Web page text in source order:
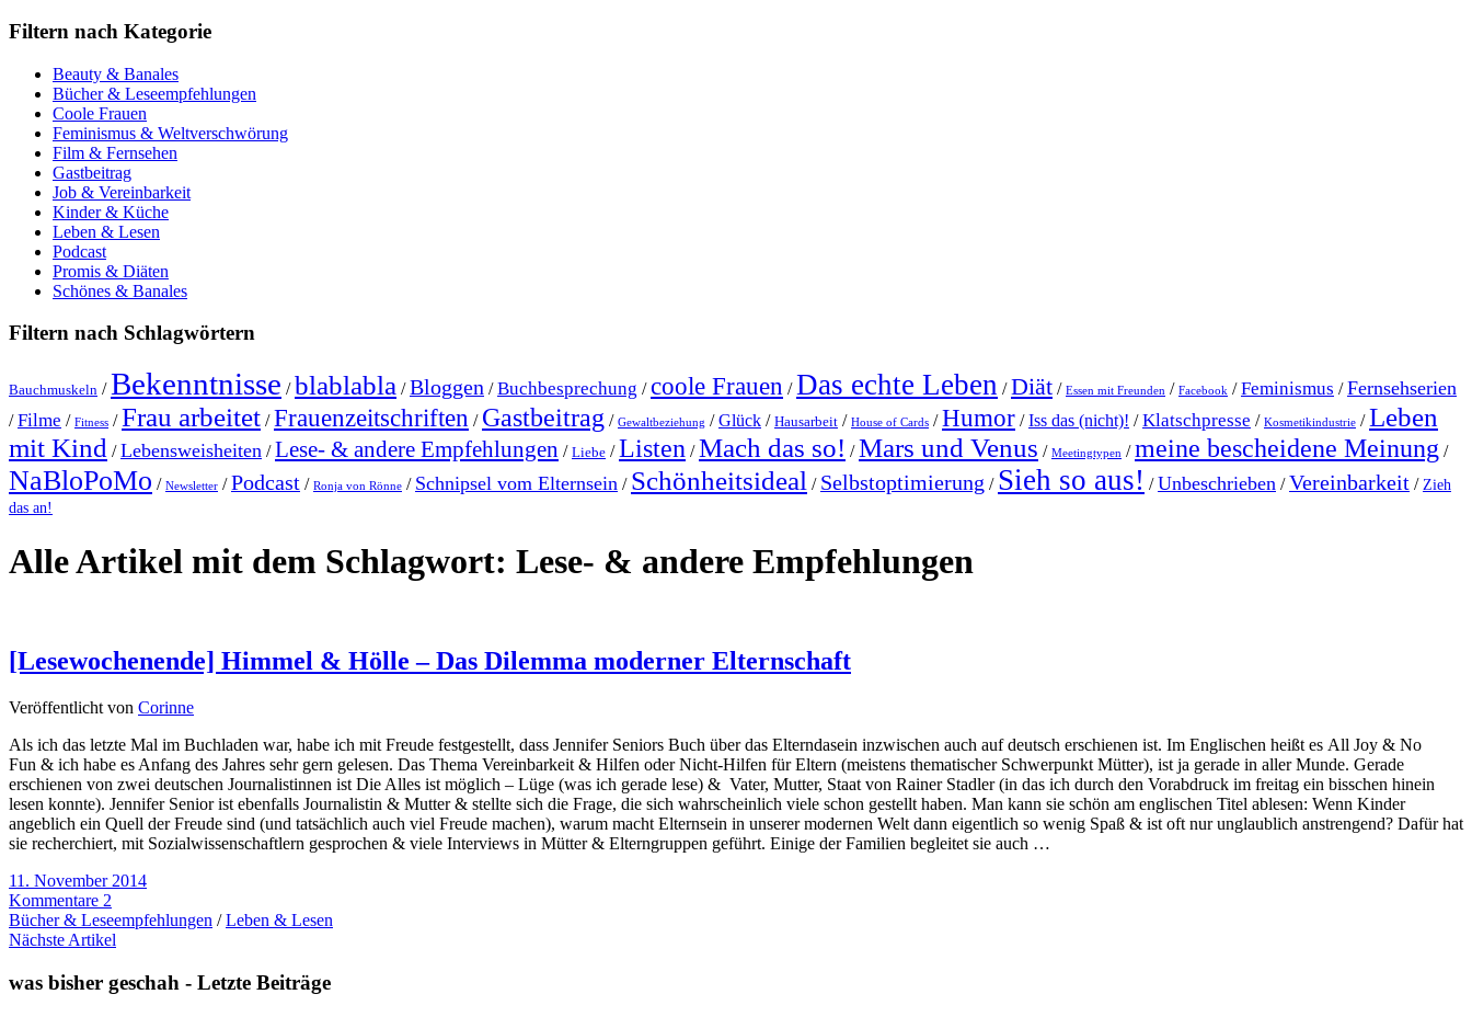
Filtern nach Kategorie
Beauty & Banales
Bücher & Leseempfehlungen
Coole Frauen
Feminismus & Weltverschwörung
Film & Fernsehen
Gastbeitrag
Job & Vereinbarkeit
Kinder & Küche
Leben & Lesen
Podcast
Promis & Diäten
Schönes & Banales
Filtern nach Schlagwörtern
Bauchmuskeln /Bekenntnisse /blablabla /Bloggen /Buchbesprechung /coole Frauen /Das echte Leben /Diät / Essen mit Freunden / Facebook /Feminismus /Fernsehserien
/Filme / Fitness /Frau arbeitet /Frauenzeitschriften / Gastbeitrag / Gewaltbeziehung /Glück / Hausarbeit / House of Cards /Humor /Iss das (nicht)! /Klatschpresse / Kosmetikindustrie /Leben
mit Kind /Lebensweisheiten /Lese- & andere Empfehlungen / Liebe /Listen /Mach das so! /Mars und Venus / Meetingtypen /meine bescheidene Meinung /
NaBloPoMo / Newsletter /Podcast / Ronja von Rönne / Schnipsel vom Elternsein / Schönheitsideal / Selbstoptimierung / Sieh so aus! /Unbeschrieben /Vereinbarkeit / Zieh
das an!
Alle Artikel mit dem Schlagwort: Lese- & andere Empfehlungen
[Lesewochenende] Himmel & Hölle – Das Dilemma moderner Elternschaft
Veröffentlicht von Corinne
Als ich das letzte Mal im Buchladen war, habe ich mit Freude festgestellt, dass Jennifer Seniors Buch über das Elterndasein inzwischen auch auf deutsch erschienen ist. Im Englischen heißt es All Joy & No
Fun & ich habe es Anfang des Jahres sehr gern gelesen. Das Thema Vereinbarkeit & Hilfen oder Nicht-Hilfen für Eltern (meistens thematischer Schwerpunkt Mütter), ist ja gerade in aller Munde. Gerade
erschienen von zwei deutschen Journalistinnen ist Die Alles ist möglich – Lüge (was ich gerade lese) & Vater, Mutter, Staat von Rainer Stadler (in das ich durch den Vorabdruck im freitag ein bisschen hinein
lesen konnte). Jennifer Senior ist ebenfalls Journalistin & Mutter & stellte sich die Frage, die sich wahrscheinlich viele schon gestellt haben. Man kann sie schön am englischen Titel ablesen: Wenn Kinder
angeblich ein Quell der Freude sind (und tatsächlich auch viel Freude machen), warum macht Elternsein in unserer modernen Welt dann eigentlich so wenig Spaß & ist oft nur unglaublich anstrengend? Dafür hat
sie recherchiert, mit Sozialwissenschaftlern gesprochen & viele Interviews in Mütter & Elterngruppen geführt. Einige der Familien begleitet sie auch …
11. November 2014
Kommentare 2
Bücher & Leseempfehlungen /Leben & Lesen
Nächste Artikel
was bisher geschah - Letzte Beiträge